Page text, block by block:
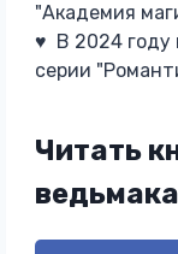
"Академия
♥ В 2024 году
серии
Читать